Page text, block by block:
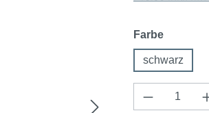
Farbe
schwarz
Produkt